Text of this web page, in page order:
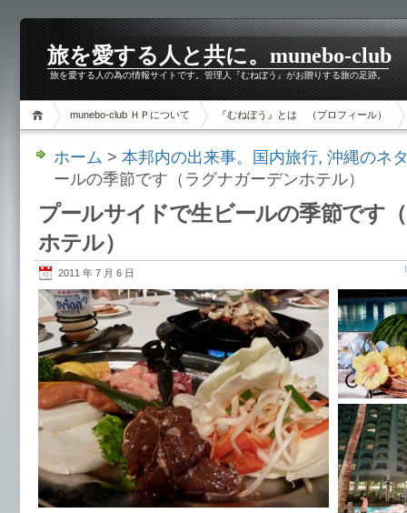
旅を愛する人と共に。munebo-club
旅を愛する人の為の情報サイトです。管理人『むねぼう』がお贈りする旅の足跡。
munebo-club ＨＰについて 『むねぼう』とは （プロフィール）
ホーム > 本邦内の出来事。国内旅行, 沖縄のネ
ールの季節です（ラグナガーデンホテル）
プールサイドで生ビールの季節です
ホテル）
2011 年 7 月 6 日